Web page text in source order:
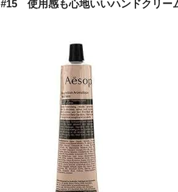
#15 使用感も心地いいハンドクリー